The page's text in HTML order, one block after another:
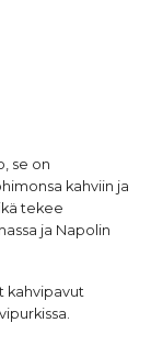
se on
kahviin ja
tekee
ja Napolin
kahvipavut